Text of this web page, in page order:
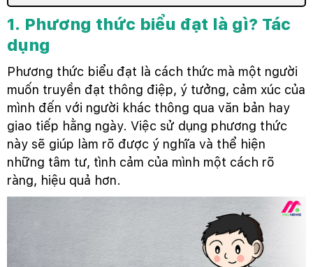
1. Phương thức biểu đạt là gì? Tác
dụng
Phương thức biểu đạt là cách thức mà một người
muốn truyền đạt thông điệp, ý tưởng, cảm xúc của
mình đến với người khác thông qua văn bản hay
giao tiếp hằng ngày. Việc sử dụng phương thức
này sẽ giúp làm rõ được ý nghĩa và thể hiện
những tâm tư, tình cảm của mình một cách rõ
ràng, hiệu quả hơn.